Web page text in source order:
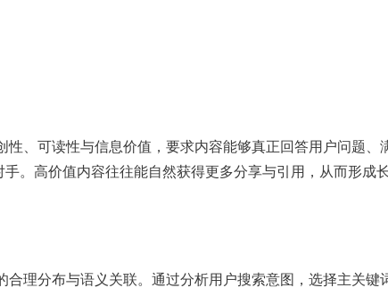
性、可读性与信息价值，要求内容能够真正回答用户问题、
手。高价值内容往往能自然获得更多分享与引用，从而形成
合理分布与语义关联。通过分析用户搜索意图，选择主关键